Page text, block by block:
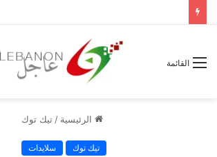
القائمة
الرئيسية /تيك توك
تيك توك سلايدات